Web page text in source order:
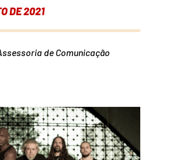
DE 2021
de Comunicação